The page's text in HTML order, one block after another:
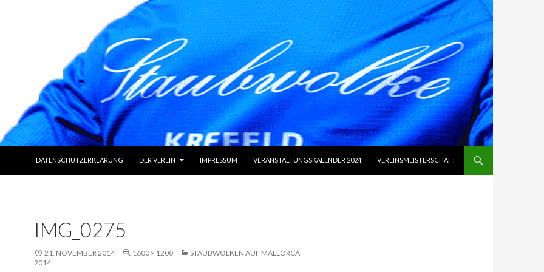
DATENSCHUTZERKLÄRUNG
DER VEREIN IMPRESSUM VERANSTALTUNGSKALENDER 2024 VEREINSMEISTERSCHAFT
IMG_0275
21. NOVEMBER 2014 1600 × 1200
STAUBWOLKEN AUF MALLORCA
2014